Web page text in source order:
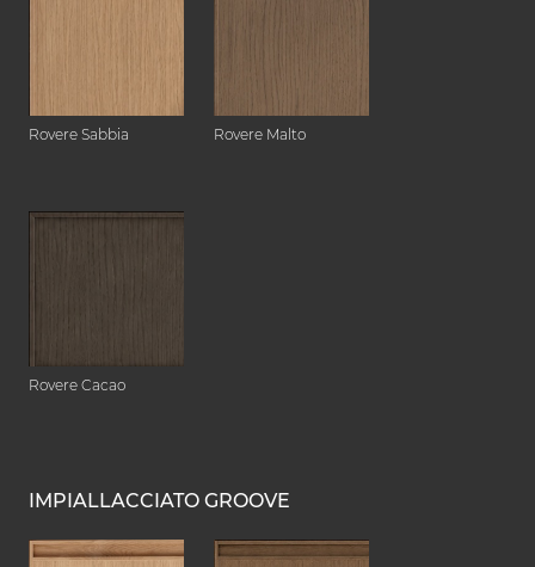
Rovere Sabbia Rovere Malto
Rovere Cacao
IMPIALLACCIATO GROOVE